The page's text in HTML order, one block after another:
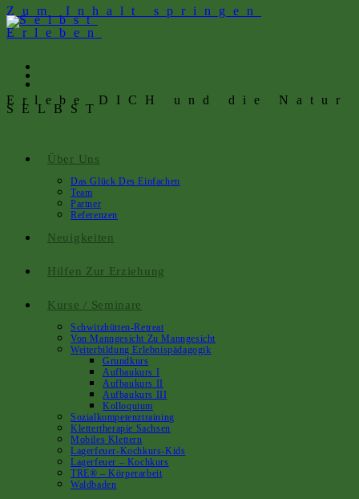
Zum Inhalt springen
Erlebe DICH und die Natur
SELBST
Über Uns
Das Glück Des Einfachen
Team
Partner
Referenzen
Neuigkeiten
Hilfen Zur Erziehung
Kurse / Seminare
Schwitzhütten-Retreat
Von Manngesicht Zu Manngesicht
Weiterbildung Erlebnispädagogik
Grundkurs
Aufbaukurs I
Aufbaukurs II
Aufbaukurs III
Kolloquium
Sozialkompetenztraining
Klettertherapie Sachsen
Mobiles Klettern
Lagerfeuer-Kochkurs-Kids
Lagerfeuer – Kochkurs
TRE® – Körperarbeit
Waldbaden